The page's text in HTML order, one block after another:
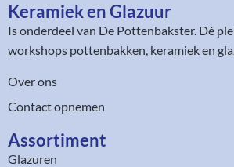
Keramiek en Glazuur​
Is onderdeel van De Pottenbakster. Dé
workshops pottenbakken, keramiek en
Over ons
Contact opnemen
Assortiment​
Glazuren